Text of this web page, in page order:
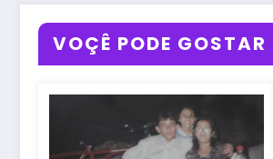
VOÇÊ PODE GOSTAR